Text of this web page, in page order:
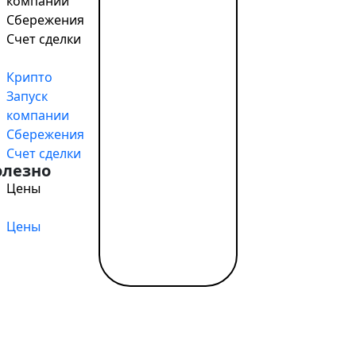
Сбережения
Счет сделки
Крипто
Запуск
компании
Сбережения
Счет сделки
Цены
Цены
игроками рынка, в частности, как это было
раз упоминалось во время панельных дискуссий.
финансовые обязательства отходят на второй
э-коммерции
в Гонконге
/ SWIFT, выгодный обмен, удалённое открытие за